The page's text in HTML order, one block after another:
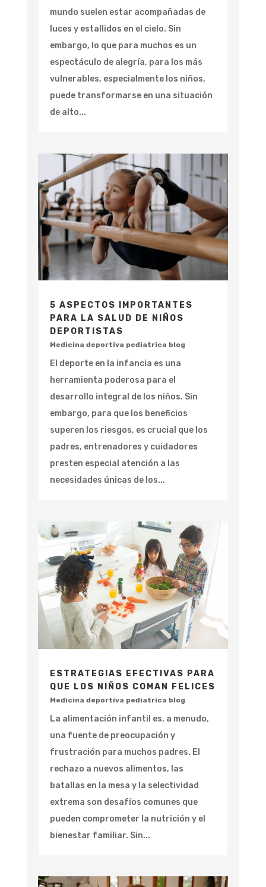
mundo suelen estar acompañadas de
luces y estallidos en el cielo. Sin
embargo, lo que para muchos es un
espectáculo de alegría, para los más
vulnerables, especialmente los niños,
puede transformarse en una situación
de alto...
5 ASPECTOS IMPORTANTES
PARA LA SALUD DE NIÑOS
DEPORTISTAS
Medicina deportiva pediatrica blog
El deporte en la infancia es una
herramienta poderosa para el
desarrollo integral de los niños. Sin
embargo, para que los beneficios
superen los riesgos, es crucial que los
padres, entrenadores y cuidadores
presten especial atención a las
necesidades únicas de los...
ESTRATEGIAS EFECTIVAS PARA
QUE LOS NIÑOS COMAN FELICES
Medicina deportiva pediatrica blog
La alimentación infantil es, a menudo,
una fuente de preocupación y
frustración para muchos padres. El
rechazo a nuevos alimentos, las
batallas en la mesa y la selectividad
extrema son desafíos comunes que
pueden comprometer la nutrición y el
bienestar familiar. Sin...